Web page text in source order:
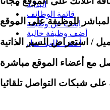
البداية
قائمة الوظائف
ابحث عن وظيفة
أضف وظيفة خالية
أضف طلب عمل
للوظيفة على الموقع
/ استعراض السير الذاتية
مع أعضاء الموقع مباشرة
على شبكات التواصل تلقائيا